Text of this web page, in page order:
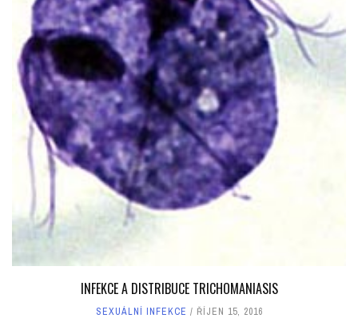
INFEKCE A DISTRIBUCE TRICHOMANIASIS
SEXUÁLNÍ INFEKCE ŘÍJEN 15, 2016